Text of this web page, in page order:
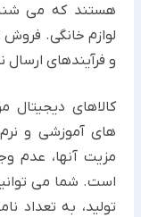
هستند که می
لوازم خانگی. فروش
و فرآیندهای ارسال
کالاهای دیجیتال
های آموزشی و
مزیت آنها، عدم
است. شما می
تولید، به تعداد